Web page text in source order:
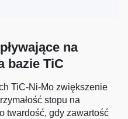
na
bazie TiC
TiC-Ni-Mo zwiększenie
stopu na
twardość, gdy zawartość